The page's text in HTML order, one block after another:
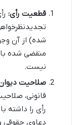
قطعیت رأی:
شده) از آن
منقضی شده
نیست.
صلاحیت
قانونی،
رأی را
دعاوی حقوقی